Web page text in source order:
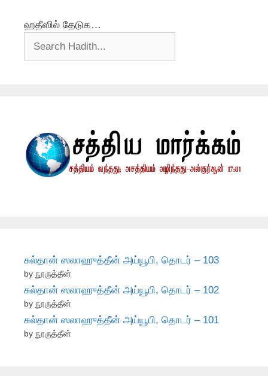
ஹதீஸில் தேடுக…
சுல்தான் ஸலாஹுத்தீன் அய்யூபி, தொடர் – 103
by நூருத்தீன்
சுல்தான் ஸலாஹுத்தீன் அய்யூபி, தொடர் – 102
by நூருத்தீன்
சுல்தான் ஸலாஹுத்தீன் அய்யூபி, தொடர் – 101
by நூருத்தீன்